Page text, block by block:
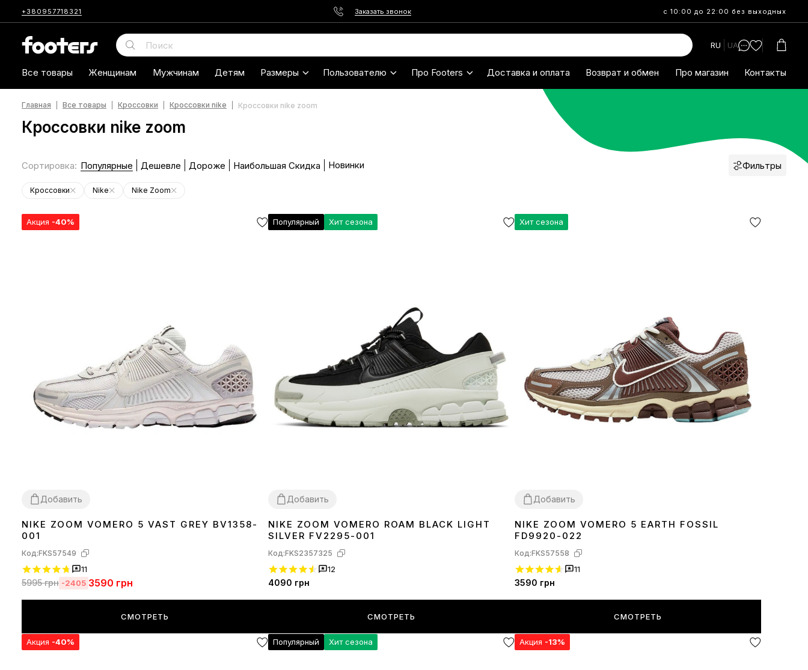
+380957718321 Заказать звонок с 10:00 до 22:00 без выходных
RU UA
Все товары Женщинам Мужчинам Детям Размеры Пользователю Про Footers Доставка и оплата Возврат и обмен Про магазин Контакты
Главная Все товары Кроссовки Кроссовки nike Кроссовки nike zoom
Кроссовки nike zoom
Сортировка: Популярные Дешевле Дороже Наибольшая Скидка Новинки Фильтры
Кроссовки Nike Nike Zoom
Акция -40%
Добавить
3637 38394041424344
NIKE ZOOM VOMERO 5 VAST GREY BV1358-
001
Код:FKS57549
11
5995грн -2405 3590 грн
СМОТРЕТЬ
Популярный Хит сезона
Добавить
3637 3839404142434445
NIKE ZOOM VOMERO ROAM BLACK LIGHT
SILVER FV2295-001
Код:FKS2357325
12
4090 грн
СМОТРЕТЬ
Хит сезона
Добавить
3637 3839404142434445
NIKE ZOOM VOMERO 5 EARTH FOSSIL
FD9920-022
Код:FKS57558
11
3590 грн
СМОТРЕТЬ
Акция -40% Популярный Хит сезона Акция -13%